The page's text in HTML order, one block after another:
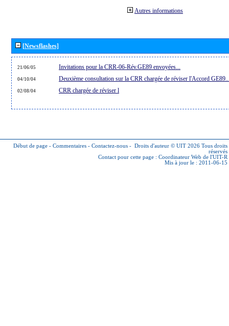
Autres informations
[Newsflashes]
21/06/05 Invitations pour la CRR-06-Rév.GE89 envoyées...
04/10/04 Deuxième consultation sur la CRR chargée de réviser l'Accord
02/08/04 CRR chargée de réviser l
Début de page - Commentaires - Contactez-nous - Droits d'auteur © UIT 2026 Tous droits
réservés
Contact pour cette page : Coordinateur Web de l'UIT-R
Mis à jour le : 2011-06-15